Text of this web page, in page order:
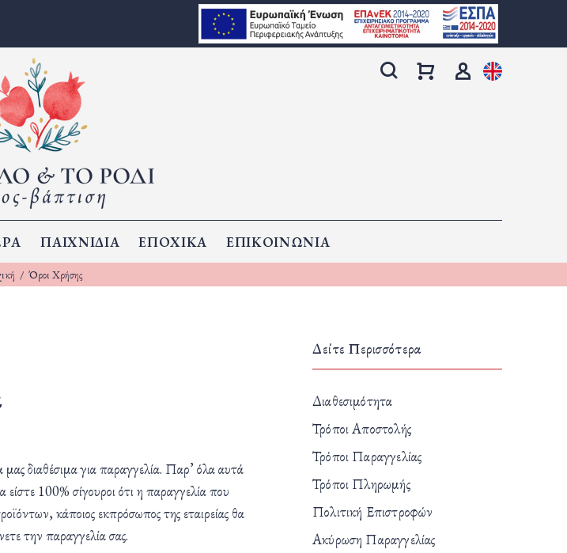
ΠΑΙΧΝΙΔΙΑ ΕΠΟΧΙΚΑ ΕΠΙΚΟΙΝΩΝΙΑ
Όροι Χρήσης
για παραγγελία. Παρ’ όλα αυτά
είστε 100% σίγουροι ότι η παραγγελία που
κάποιος εκπρόσωπος της εταιρείας θα
την παραγγελία σας.
Δείτε Περισσότερα
Διαθεσιμότητα
Τρόποι Αποστολής
Τρόποι Παραγγελίας
Τρόποι Πληρωμής
Πολιτική Επιστροφών
Ακύρωση Παραγγελίας